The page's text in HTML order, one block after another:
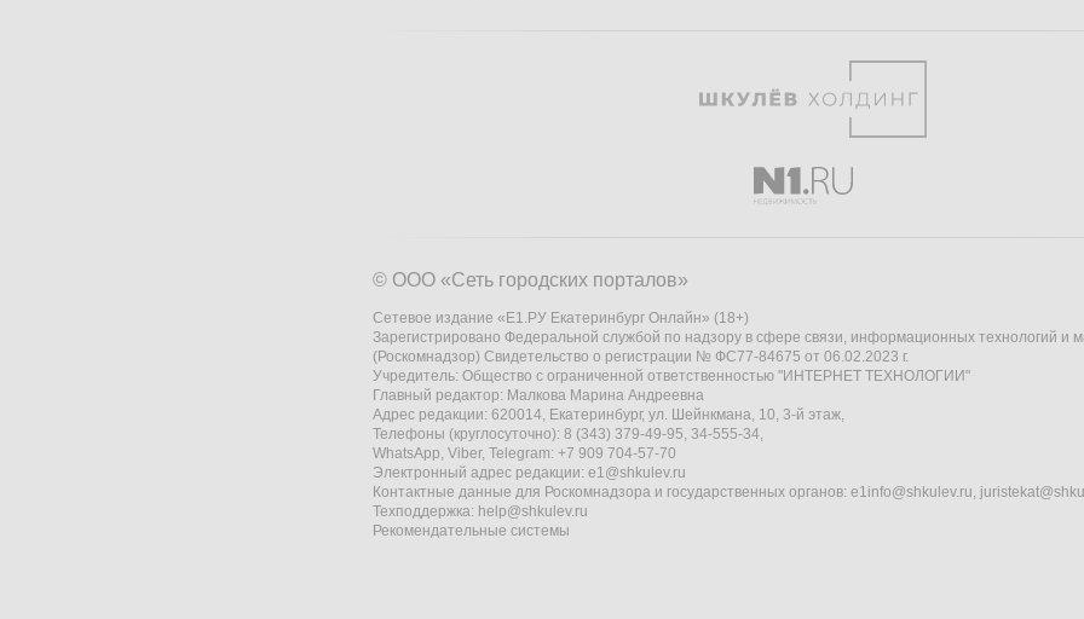
© ООО «Сеть городских порталов»
Сетевое издание «Е1.РУ Екатеринбург Онлайн» (18+)
Зарегистрировано Федеральной службой по надзору в сфере связи, информационных технологий и
(Роскомнадзор) Свидетельство о регистрации № ФС77-84675 от 06.02.2023 г.
Учредитель: Общество с ограниченной ответственностью "ИНТЕРНЕТ ТЕХНОЛОГИИ"
Главный редактор: Малкова Марина Андреевна
Адрес редакции: 620014, Екатеринбург, ул. Шейнкмана, 10, 3-й этаж,
Телефоны (круглосуточно): 8 (343) 379-49-95, 34-555-34,
WhatsApp, Viber, Telegram: +7 909 704-57-70
Электронный адрес редакции: e1@shkulev.ru
Контактные данные для Роскомнадзора и государственных органов: e1info@shkulev.ru,
Техподдержка: help@shkulev.ru
Рекомендательные системы